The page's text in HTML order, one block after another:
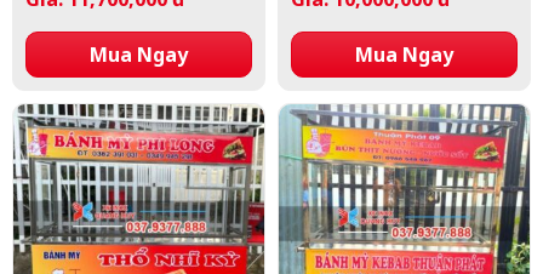
Mua Ngay Mua Ngay